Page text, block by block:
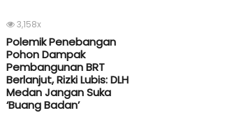
3,158x
Polemik Penebangan
Pohon Dampak
Pembangunan BRT
Berlanjut, Rizki Lubis: DLH
Medan Jangan Suka
‘Buang Badan’